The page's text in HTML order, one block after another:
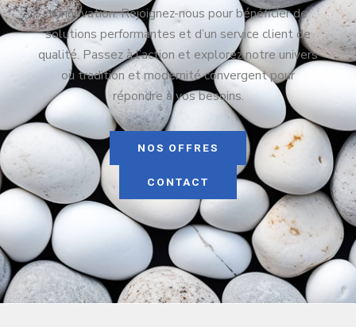
d’innovation. Rejoignez-nous pour bénéficier de
solutions performantes et d’un service client de
qualité. Passez à l’action et explorez notre univers
où tradition et modernité convergent pour
répondre à vos besoins.
NOS OFFRES
CONTACT